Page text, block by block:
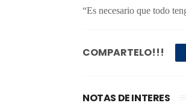
“Es necesario que todo
COMPARTELO!!!
NOTAS DE INTERES